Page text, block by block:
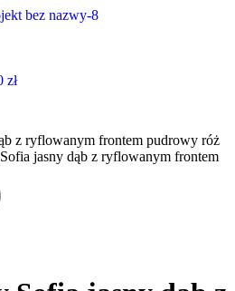
zł
z ryflowanym frontem pudrowy róż
jasny dąb z ryflowanym frontem